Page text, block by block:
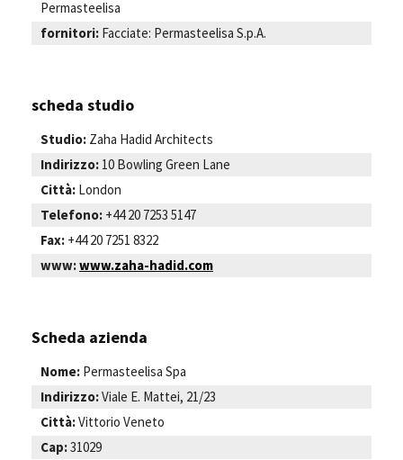
Permasteelisa
fornitori: Facciate: Permasteelisa S.p.A.
scheda studio
Studio: Zaha Hadid Architects
Indirizzo: 10 Bowling Green Lane
Città: London
Telefono: +44 20 7253 5147
Fax: +44 20 7251 8322
www:www.zaha-hadid.com
Scheda azienda
Nome: Permasteelisa Spa
Indirizzo:Viale E. Mattei, 21/23
Città:Vittorio Veneto
Cap:31029